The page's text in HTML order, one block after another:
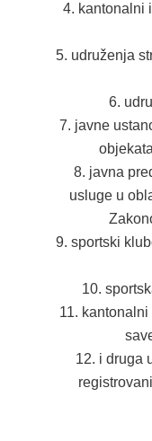
kantonalni
udruženja
javne
javna
usluge u
sportski
i druga